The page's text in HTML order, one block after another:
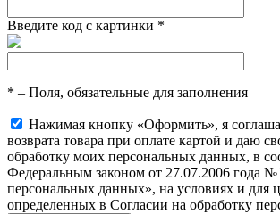
Введите код с картинки *
* – Поля, обязательные для заполнения
Нажимая кнопку «Оформить», я
возврата товара при оплате картой и даю
обработку моих персональных данных, в
Федеральным законом от 27.07.2006 года
персональных данных», на условиях и для
определенных в Согласии на обработку